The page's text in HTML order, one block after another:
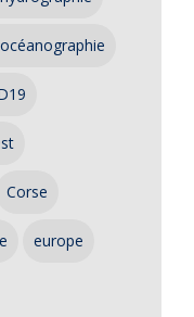
Corse
europe